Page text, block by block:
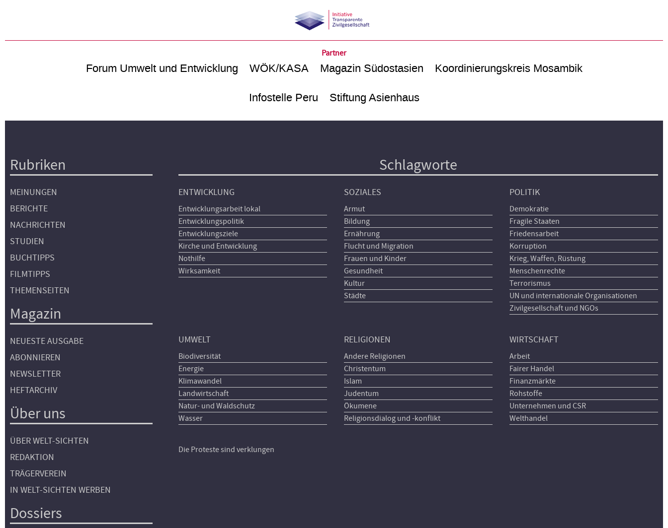
Partner
Forum Umwelt und Entwicklung WÖK/KASA Magazin Südostasien Koordinierungskreis Mosambik
Infostelle Peru Stiftung Asienhaus
Hauptnavigation
Rubriken
MEINUNGEN
BERICHTE
NACHRICHTEN
STUDIEN
BUCHTIPPS
FILMTIPPS
THEMENSEITEN
Magazin
NEUESTE AUSGABE
ABONNIEREN
NEWSLETTER
HEFTARCHIV
Über uns
ÜBER WELT-SICHTEN
REDAKTION
TRÄGERVEREIN
IN WELT-SICHTEN WERBEN
Dossiers
Schlagworte
ENTWICKLUNG
Entwicklungsarbeit lokal
Entwicklungspolitik
Entwicklungsziele
Kirche und Entwicklung
Nothilfe
Wirksamkeit
SOZIALES
Armut
Bildung
Ernährung
Flucht und Migration
Frauen und Kinder
Gesundheit
Kultur
Städte
POLITIK
Demokratie
Fragile Staaten
Friedensarbeit
Korruption
Krieg, Waffen, Rüstung
Menschenrechte
Terrorismus
UN und internationale Organisationen
Zivilgesellschaft und NGOs
UMWELT
Biodiversität
Energie
Klimawandel
Landwirtschaft
Natur- und Waldschutz
Wasser
RELIGIONEN
Andere Religionen
Christentum
Islam
Judentum
Ökumene
Religionsdialog und -konflikt
WIRTSCHAFT
Arbeit
Fairer Handel
Finanzmärkte
Rohstoffe
Unternehmen und CSR
Welthandel
Die Proteste sind verklungen